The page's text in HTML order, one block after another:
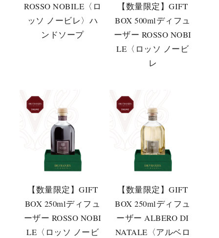
ROSSO NOBILE〈ロ
ッソ ノービレ〉ハ
ンドソープ
【数量限定】GIFT
BOX 500mlディフュ
ーザー ROSSO NOBI
LE〈ロッソ ノービ
レ
【数量限定】GIFT
BOX 250mlディフュ
ーザー ROSSO NOBI
LE〈ロッソ ノービ
【数量限定】GIFT
BOX 250mlディフュ
ーザー ALBERO DI
NATALE〈アルベロ